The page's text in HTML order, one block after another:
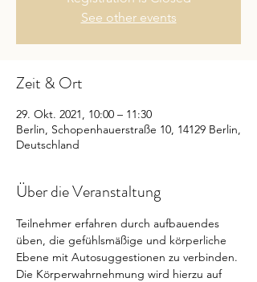
See other events
Zeit & Ort
29. Okt. 2021, 10:00 – 11:30
Berlin, Schopenhauerstraße 10, 14129 Berlin,
Deutschland
Über die Veranstaltung
Teilnehmer erfahren durch aufbauendes
üben, die gefühlsmäßige und körperliche
Ebene mit Autosuggestionen zu verbinden.
Die Körperwahrnehmung wird hierzu auf